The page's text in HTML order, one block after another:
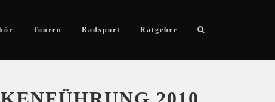
Touren Radsport Ratgeber